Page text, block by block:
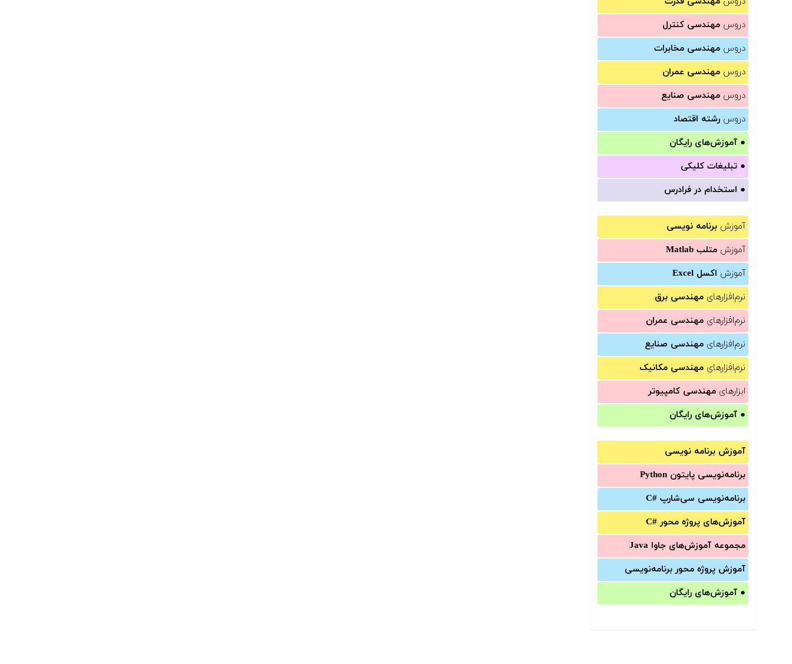
دروس مهندسی کنترل
دروس مهندسی مخابرات
دروس مهندسی عمران
دروس مهندسی صنایع
دروس رشته اقتصاد
● آموزش‌های رایگان
● تبلیغات کلیکی
● استخدام در فرادرس
آموزش برنامه نویسی
آموزش متلب Matlab
آموزش اکسل Excel
نرم‌افزارهای مهندسی برق
نرم‌افزارهای مهندسی عمران
نرم‌افزارهای مهندسی صنایع
نرم‌افزارهای مهندسی مکانیک
ابزارهای مهندسی کامپیوتر
● آموزش‌های رایگان
آموزش برنامه نویسی
برنامه‌نویسی پایتون Python
برنامه‌‌نویسی سی‌شارپ C#‎
آموزش‌های پروژه محور #C
مجموعه آموزش‌های جاوا Java
آموزش‌ پروژه محور برنامه‌نویسی
● آموزش‌های رایگان